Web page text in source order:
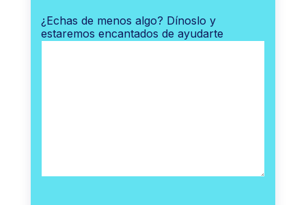
¿Echas de menos algo? Dínoslo y
estaremos encantados de ayudarte